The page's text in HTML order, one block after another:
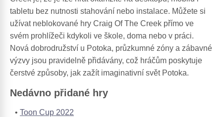
tabletu bez nutnosti stahování nebo instalace. Můžete si
užívat neblokované hry Craig Of The Creek přímo ve
svém prohlížeči kdykoli ve škole, doma nebo v práci.
Nová dobrodružství u Potoka, průzkumné zóny a zábavné
výzvy jsou pravidelně přidávány, což hráčům poskytuje
čerstvé způsoby, jak zažít imaginativní svět Potoka.
Nedávno přidané hry
Toon Cup 2022